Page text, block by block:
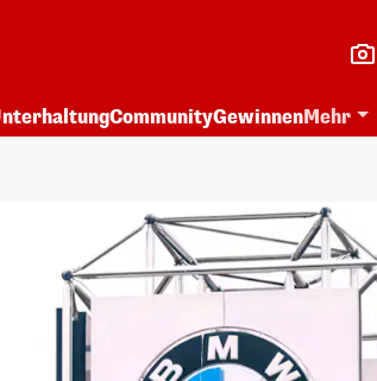
CommunityGewinnenMehr